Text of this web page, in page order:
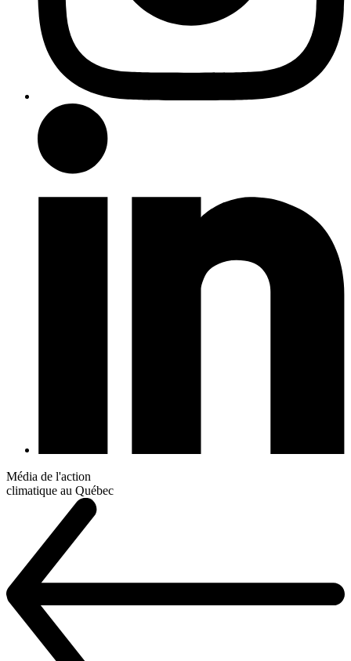
Média de l'action
climatique au Québec